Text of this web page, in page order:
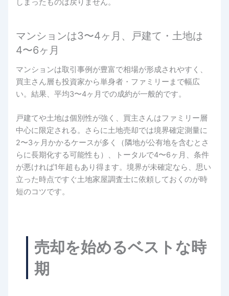
しまったものは戻りません。
マンションは3〜4ヶ月、戸建て・土地は
4〜6ヶ月
マンションは取引事例が豊富で相場が形成されやすく、
買主さん層も投資家から単身者・ファミリーまで幅広
い。結果、平均3〜4ヶ月での成約が一般的です。
戸建てや土地は個別性が強く、買主さんはファミリー層
中心に限定される。さらに土地売却では境界確定測量に
2〜3ヶ月かかるケースが多く（隣地が公有地を含むとさ
らに長期化する可能性も）、トータルで4〜6ヶ月、条件
が悪ければ1年超もあり得ます。境界が未確定なら、思い
立った時点ですぐ土地家屋調査士に依頼しておくのが時
短のコツです。
売却を始めるベストな時
期